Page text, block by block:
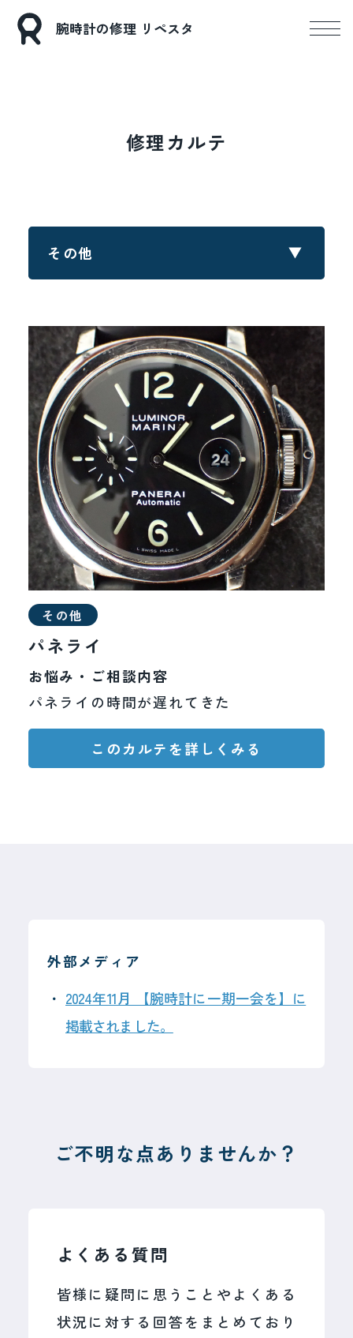
腕時計の修理 リペスタ
修理カルテ
その他
ロレックス
オメガ
カルティエ
タグホイヤー
エルメス
ブルガリ
ブライトリング
その他
その他
パネライ
お悩み・ご相談内容
パネライの時間が遅れてきた
このカルテを詳しくみる
外部メディア
2024年11月 【腕時計に一期一会を】に
掲載されました。
ご不明な点ありませんか？
よくある質問
皆様に疑問に思うことやよくある
状況に対する回答をまとめており